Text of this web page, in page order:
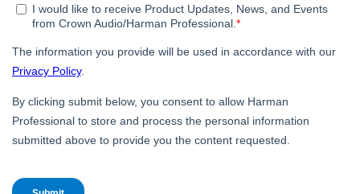
言語/地域